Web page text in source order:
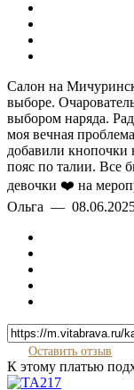
Салон на
выборе.
выбором наряда.
моя вечная
добавили кнопочки
пояс по талии. Все
девочки ❤️ на
Ольга —
Оставить отзыв
К этому платью